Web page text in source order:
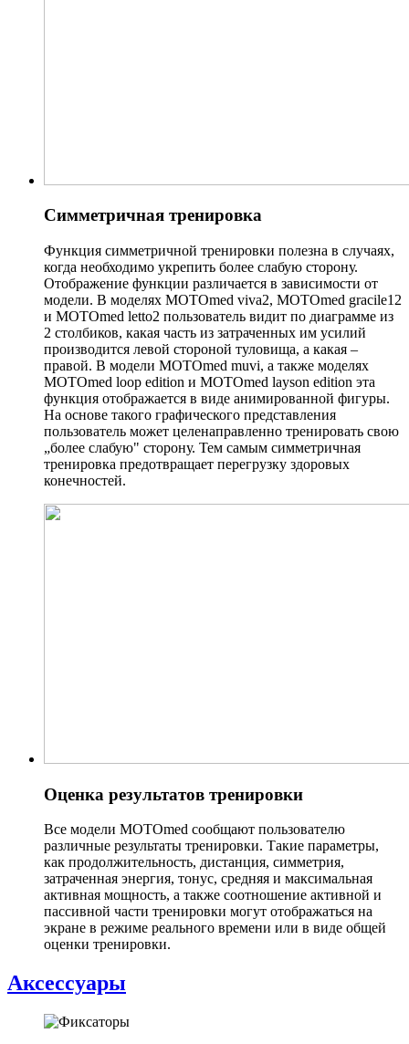
Симметричная тренировка
Функция симметричной тренировки полезна в случаях,
когда необходимо укрепить более слабую сторону.
Отображение функции различается в зависимости от
модели. В моделях MOTOmed viva2, MOTOmed gracile12
и MOTOmed letto2 пользователь видит по диаграмме из
2 столбиков, какая часть из затраченных им усилий
производится левой стороной туловища, а какая –
правой. В модели MOTOmed muvi, а также моделях
MOTOmed loop edition и MOTOmed layson edition эта
функция отображается в виде анимированной фигуры.
На основе такого графического представления
пользователь может целенаправленно тренировать свою
„более слабую" сторону. Тем самым симметричная
тренировка предотвращает перегрузку здоровых
конечностей.
Оценка результатов тренировки
Все модели MOTOmed сообщают пользователю
различные результаты тренировки. Такие параметры,
как продолжительность, дистанция, симметрия,
затраченная энергия, тонус, средняя и максимальная
активная мощность, а также соотношение активной и
пассивной части тренировки могут отображаться на
экране в режиме реального времени или в виде общей
оценки тренировки.
Аксессуары